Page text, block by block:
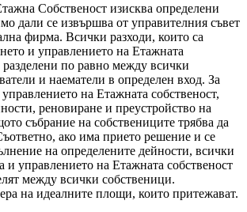
Собственост изисква определени
дали се извършва от управителния съвет
фирма. Всички разходи, които са
и управлението на Етажната
разделени по равно между всички
и наематели в определен вход. За
на Етажната собственост,
реновиране и преустройство на
събрание на собствениците трябва да
ако има прието решение и се
на определените дейности, всички
и управлението на Етажната собственост
между всички собственици.
на идеалните площи, които притежават.